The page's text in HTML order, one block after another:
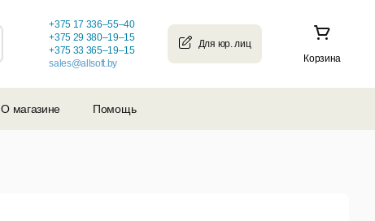
Корзина
+375 17 336–55–40
+375 29 380–19–15
+375 33 365–19–15
sales@allsoft.by
О магазине Помощь